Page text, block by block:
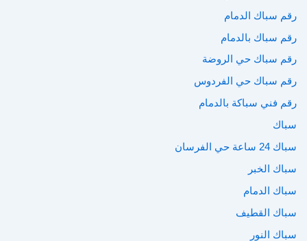
رقم سباك الدمام
رقم سباك بالدمام
رقم سباك حي الروضة
رقم سباك حي الفردوس
رقم فني سباكة بالدمام
سباك
سباك 24 ساعة حي الفرسان
سباك الخبر
سباك الدمام
سباك القطيف
سباك النور